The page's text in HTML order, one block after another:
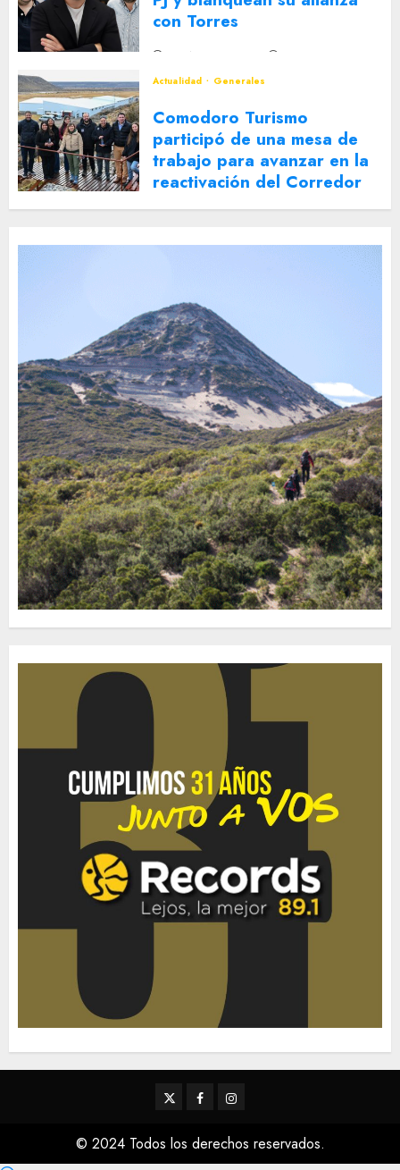
con Torres
2 DE AGOSTO DE 2026
Actualidad
Generales
Comodoro Turismo
participó de una mesa de
trabajo para avanzar en la
reactivación del Corredor
Turístico Integrado
TwitterFacebookInstagram
© 2024 Todos los derechos reservados.